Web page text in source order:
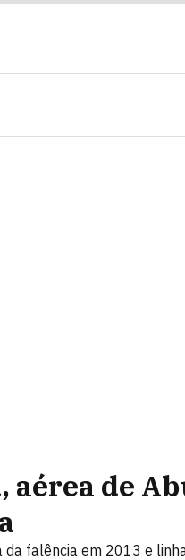
aérea de
falência em 2013 e